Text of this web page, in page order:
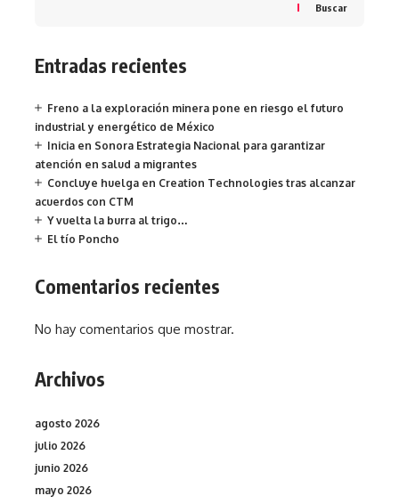
Buscar
Entradas recientes
Freno a la exploración minera pone en riesgo el futuro
industrial y energético de México
Inicia en Sonora Estrategia Nacional para garantizar
atención en salud a migrantes
Concluye huelga en Creation Technologies tras alcanzar
acuerdos con CTM
Y vuelta la burra al trigo…
El tío Poncho
Comentarios recientes
No hay comentarios que mostrar.
Archivos
agosto 2026
julio 2026
junio 2026
mayo 2026